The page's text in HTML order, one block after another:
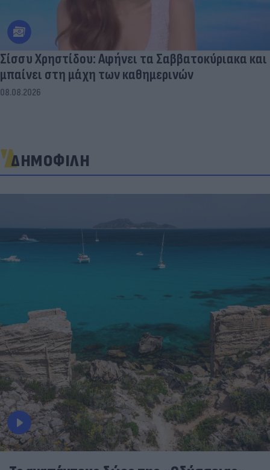
Σίσσυ Χρηστίδου: Αφήνει τα Σαββατοκύριακα και
μπαίνει στη μάχη των καθημερινών
08.08.2026
ΔΗΜΟΦΙΛΗ